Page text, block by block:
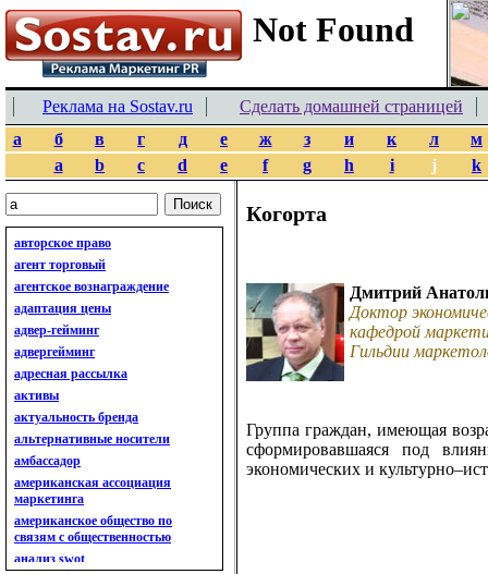
Реклама на Sostav.ru
Сделать домашней страницей
а
б в г д е ж з и к л
м
a
b c d e f g h i j k
авторское право
агент торговый
агентское вознаграждение
адаптация цены
адвер-гейминг
адвергейминг
адресная рассылка
активы
актуальность бренда
альтернативные носители
амбассадор
американская ассоциация
маркетинга
американское общество по
связям с общественностью
анализ swot
Когорта
Дмитрий
Доктор
кафедрой
Гильдии
Группа граждан, имеющая
сформировавшаяся под
экономических и